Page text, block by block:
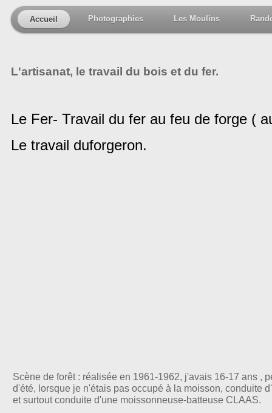
Accueil Photographies Les Moulins
L'artisanat, le travail du bois et du fer.
Le Fer- Travail du fer au feu de forge (
Le travail duforgeron.
Scène de forêt : réalisée en 1961-1962, j'avais 16-17 ans ,
d'été, lorsque je n'étais pas occupé à la moisson, conduite
et surtout conduite d'une moissonneuse-batteuse CLAAS.